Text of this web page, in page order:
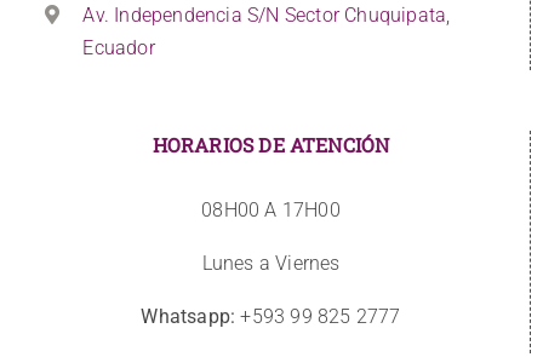
Av. Independencia S/N Sector Chuquipata,
Ecuador
HORARIOS DE ATENCIÓN
08H00 A 17H00
Lunes a Viernes
Whatsapp: +593 99 825 2777